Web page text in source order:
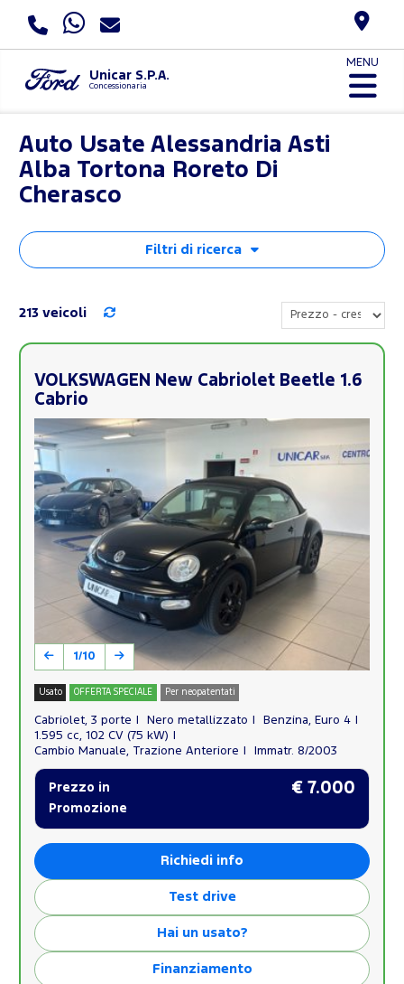
Unicar S.P.A.
Concessionaria
MENU
Auto Usate Alessandria Asti
Alba Tortona Roreto Di
Cherasco
Filtri di ricerca
213 veicoli
VOLKSWAGEN New Cabriolet Beetle 1.6
Cabrio
1/10
Usato OFFERTA SPECIALE Per neopatentati
Cabriolet, 3 porte Nero metallizzato
Benzina, Euro 4
1.595 cc, 102 CV (75 kW)
Cambio Manuale, Trazione Anteriore
Immatr. 8/2003
Prezzo in
Promozione
€ 7.000
Richiedi info
Test drive
Hai un usato?
Finanziamento